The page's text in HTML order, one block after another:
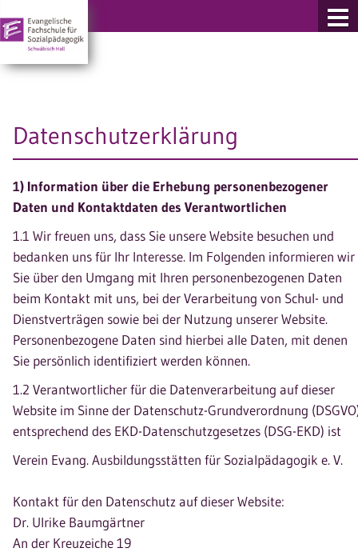
Fachschulen
Datenschutzerklärung
1) Information über die Erhebung personenbezogener
Daten und Kontaktdaten des Verantwortlichen
1.1 Wir freuen uns, dass Sie unsere Website besuchen und
bedanken uns für Ihr Interesse. Im Folgenden informieren wir
Sie über den Umgang mit Ihren personenbezogenen Daten
beim Kontakt mit uns, bei der Verarbeitung von Schul- und
Dienstverträgen sowie bei der Nutzung unserer Website.
Personenbezogene Daten sind hierbei alle Daten, mit denen
Sie persönlich identifiziert werden können.
1.2 Verantwortlicher für die Datenverarbeitung auf dieser
Website im Sinne der Datenschutz-Grundverordnung
entsprechend des EKD-Datenschutzgesetzes (DSG-EKD) ist
Verein Evang. Ausbildungsstätten für Sozialpädagogik e. V.
Kontakt für den Datenschutz auf dieser Website:
Dr. Ulrike Baumgärtner
An der Kreuzeiche 19